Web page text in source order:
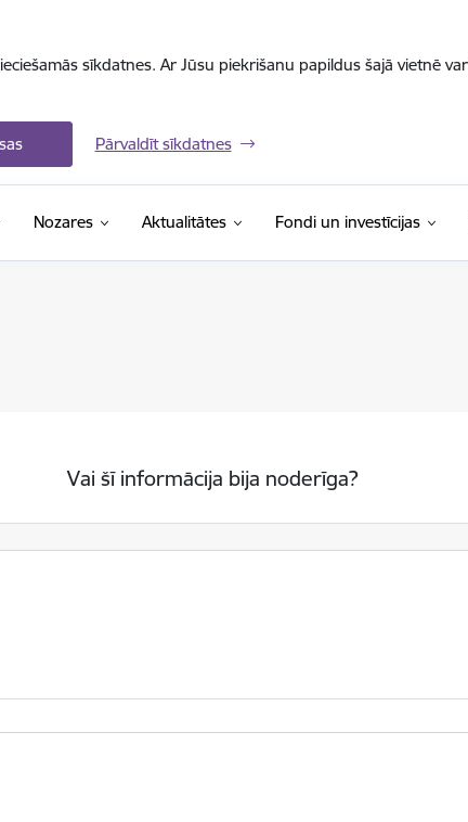
sīkdatnes. Ar Jūsu piekrišanu papildus šajā vietnē
Pārvaldīt sīkdatnes
Nozares Aktualitātes Fondi un investīcijas
Vai šī informācija bija noderīga?